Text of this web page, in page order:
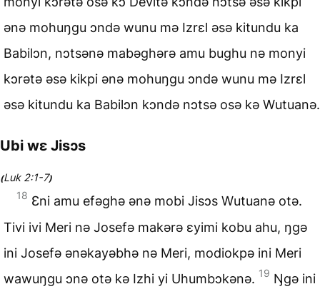
ənə mohuŋgu ɔndə wunu mə Izrɛl əsə kitundu ka
Babilɔn, nɔtsənə mabəghərə amu bughu nə monyi
kɔrətə əsə kikpi ənə mohuŋgu ɔndə wunu mə Izrɛl
əsə kitundu ka Babilɔn kɔndə nɔtsə osə kə Wutuanə.
Ubi wɛ Jisɔs
(Luk 2:1-7)
18 Ɛni amu efəghə ənə mobi Jisɔs Wutuanə otə.
Tivi ivi Meri nə Josefə makərə ɛyimi kobu ahu, ŋgə
ini Josefə ənəkayəbhə nə Meri, modiokpə ini Meri
wawuŋgu ɔnə otə kə Izhi yi Uhumbɔkənə. 19 Ŋgə ini